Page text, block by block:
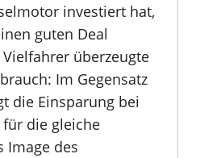
investiert hat,
guten Deal
überzeugte
Im Gegensatz
die Einsparung bei
für die gleiche
Image des